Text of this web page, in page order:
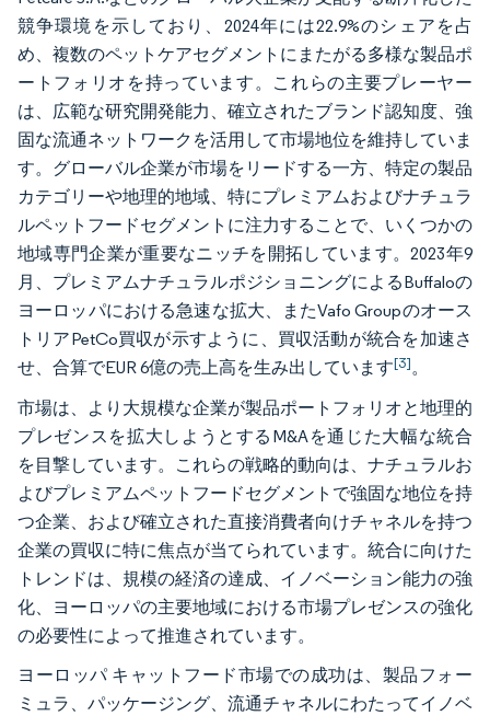
競争環境を示しており、2024年には22.9%のシェアを占
め、複数のペットケアセグメントにまたがる多様な製品ポ
ートフォリオを持っています。これらの主要プレーヤー
は、広範な研究開発能力、確立されたブランド認知度、強
固な流通ネットワークを活用して市場地位を維持していま
す。グローバル企業が市場をリードする一方、特定の製品
カテゴリーや地理的地域、特にプレミアムおよびナチュラ
ルペットフードセグメントに注力することで、いくつかの
地域専門企業が重要なニッチを開拓しています。2023年9
月、プレミアムナチュラルポジショニングによるBuffaloの
ヨーロッパにおける急速な拡大、またVafo Groupのオース
トリアPetCo買収が示すように、買収活動が統合を加速さ
せ、合算でEUR 6億の売上高を生み出しています[3]。
市場は、より大規模な企業が製品ポートフォリオと地理的
プレゼンスを拡大しようとするM&Aを通じた大幅な統合
を目撃しています。これらの戦略的動向は、ナチュラルお
よびプレミアムペットフードセグメントで強固な地位を持
つ企業、および確立された直接消費者向けチャネルを持つ
企業の買収に特に焦点が当てられています。統合に向けた
トレンドは、規模の経済の達成、イノベーション能力の強
化、ヨーロッパの主要地域における市場プレゼンスの強化
の必要性によって推進されています。
ヨーロッパ キャットフード市場での成功は、製品フォー
ミュラ、パッケージング、流通チャネルにわたってイノベ